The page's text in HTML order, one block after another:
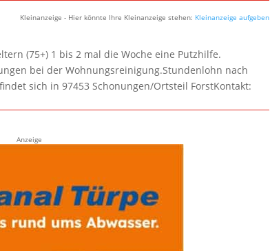
Kleinanzeige - Hier könnte Ihre Kleinanzeige stehen: Kleinanzeige aufgeben
(75+) 1 bis 2 mal die Woche eine Putzhilfe.
bei der Wohnungsreinigung.Stundenlohn nach
sich in 97453 Schonungen/Ortsteil ForstKontakt:
Anzeige